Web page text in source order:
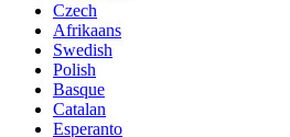
Czech
Afrikaans
Swedish
Polish
Basque
Catalan
Esperanto